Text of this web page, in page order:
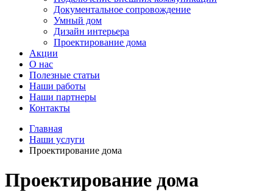
Документальное сопровождение
Умный дом
Дизайн интерьера
Проектирование дома
Акции
О нас
Полезные статьи
Наши работы
Наши партнеры
Контакты
Главная
Наши услуги
Проектирование дома
Проектирование дома